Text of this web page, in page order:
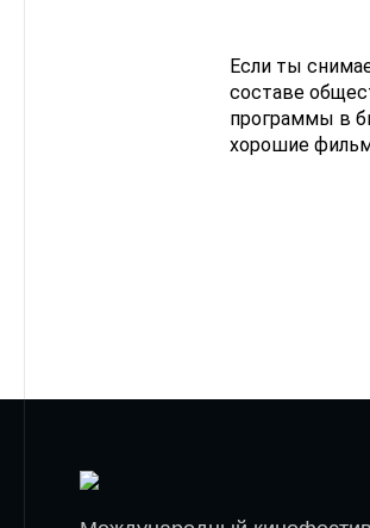
Если ты
составе
программы в
хорошие